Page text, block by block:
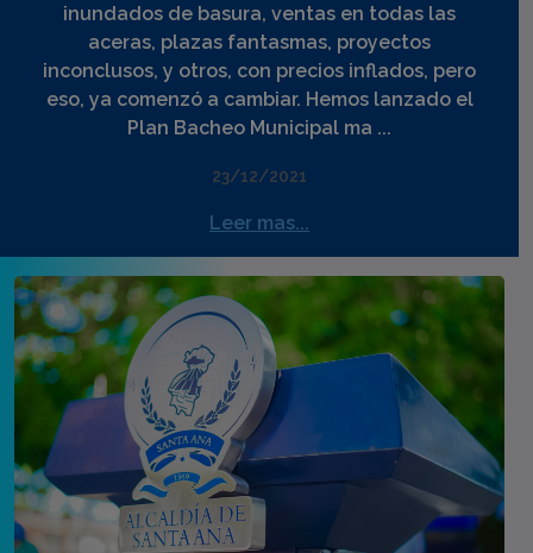
inundados de basura, ventas en todas las
aceras, plazas fantasmas, proyectos
inconclusos, y otros, con precios inflados, pero
eso, ya comenzó a cambiar. Hemos lanzado el
Plan Bacheo Municipal ma ...
23/12/2021
Leer mas...